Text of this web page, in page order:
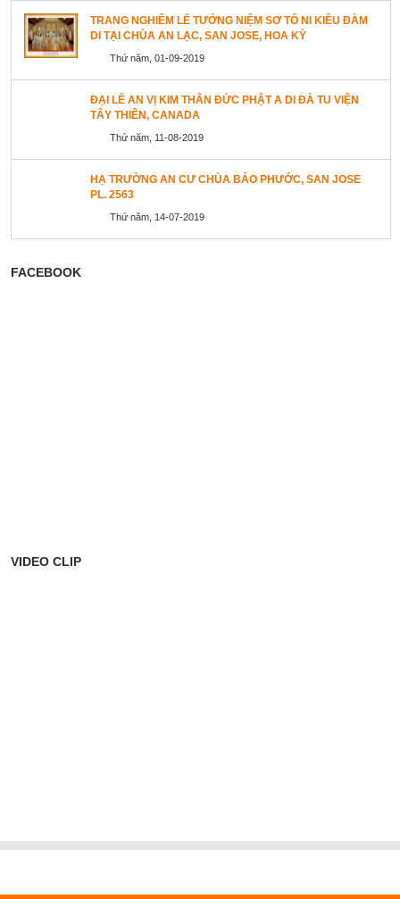
TRANG NGHIÊM LỄ TƯỞNG NIỆM SƠ TỔ NI KIỀU ĐÀM
DI TẠI CHÙA AN LẠC, SAN JOSE, HOA KỲ
Thứ năm, 01-09-2019
ĐẠI LỄ AN VỊ KIM THÂN ĐỨC PHẬT A DI ĐÀ TU VIỆN
TÂY THIÊN, CANADA
Thứ năm, 11-08-2019
HẠ TRƯỜNG AN CƯ CHÙA BẢO PHƯỚC, SAN JOSE
PL. 2563
Thứ năm, 14-07-2019
FACEBOOK
VIDEO CLIP